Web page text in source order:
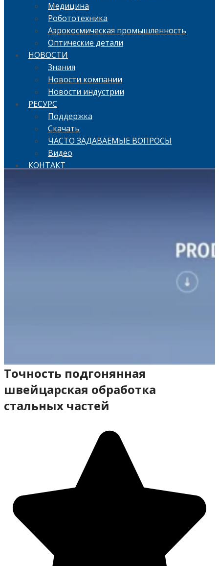
Медицина
Робототехника
Аэрокосмическая промышленность
Оптические детали
НОВОСТИ
Знания
Новости компании
Новости индустрии
РЕСУРС
Поддержка
Скачать
ЧАСТО ЗАДАВАЕМЫЕ ВОПРОСЫ
Видео
КОНТАКТ
Точность подгонянная
швейцарская обработка
стальных частей